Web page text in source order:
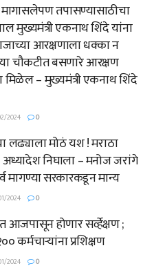
तपासण्यासाठीचा
मुख्यमंत्री एकनाथ शिंदे यांना
आरक्षणाला धक्का न
चौकटीत बसणारे आरक्षण
मिळेल – मुख्यमंत्री एकनाथ शिंदे
2024 0
लढ्याला मोठं यश ! मराठा
निघाला – मनोज जरांगे
मागण्या सरकारकडून मान्य
2024 0
आजपासून होणार सर्व्हेक्षण ;
कर्मचाऱ्यांना प्रशिक्षण
2024 0